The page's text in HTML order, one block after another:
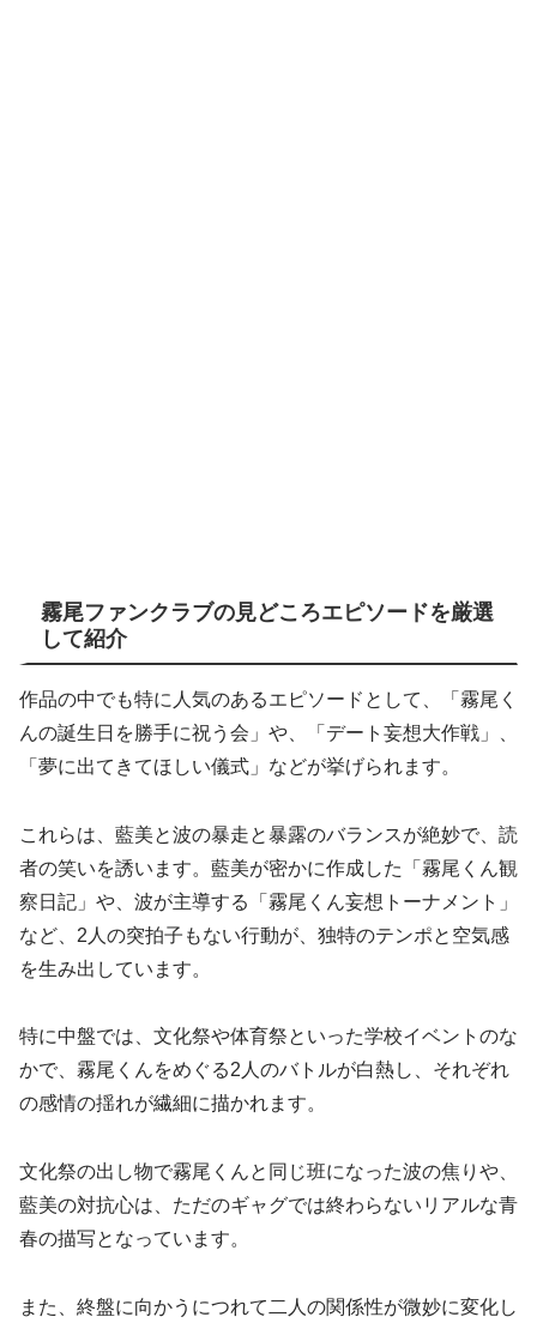
霧尾ファンクラブの見どころエピソードを厳選
して紹介
作品の中でも特に人気のあるエピソードとして、「霧尾く
んの誕生日を勝手に祝う会」や、「デート妄想大作戦」、
「夢に出てきてほしい儀式」などが挙げられます。
これらは、藍美と波の暴走と暴露のバランスが絶妙で、読
者の笑いを誘います。藍美が密かに作成した「霧尾くん観
察日記」や、波が主導する「霧尾くん妄想トーナメント」
など、2人の突拍子もない行動が、独特のテンポと空気感
を生み出しています。
特に中盤では、文化祭や体育祭といった学校イベントのな
かで、霧尾くんをめぐる2人のバトルが白熱し、それぞれ
の感情の揺れが繊細に描かれます。
文化祭の出し物で霧尾くんと同じ班になった波の焦りや、
藍美の対抗心は、ただのギャグでは終わらないリアルな青
春の描写となっています。
また、終盤に向かうにつれて二人の関係性が微妙に変化し